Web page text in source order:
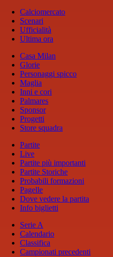
Calciomercato
Scenari
Ufficialità
Ultima ora
Casa Milan
Glorie
Personaggi spicco
Maglia
Inni e cori
Palmares
Sponsor
Progetti
Store squadra
Partite
Live
Partite più importanti
Partite Storiche
Probabili formazioni
Pagelle
Dove vedere la partita
Info biglietti
Serie A
Calendario
Classifica
Campionati precedenti